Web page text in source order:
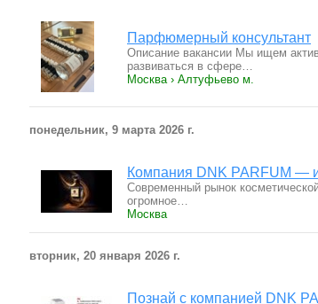
Парфюмерный консультант
Описание вакансии Мы ищем
развиваться в сфере…
Москва › Алтуфьево м.
понедельник, 9 марта 2026 г.
Компания DNK PARFUM —
Современный рынок
огромное…
Москва
вторник, 20 января 2026 г.
Познай с компанией DNK